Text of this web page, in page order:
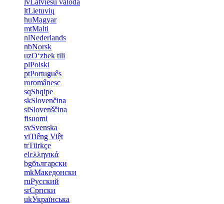
lvLatviešu valoda
ltLietuvių
huMagyar
mtMalti
nlNederlands
nbNorsk
uzOʻzbek tili
plPolski
ptPortuguês
roromânesc
sqShqipe
skSlovenčina
slSlovenščina
fisuomi
svSvenska
viTiếng Việt
trTürkçe
elελληνικά
bgбългарски
mkМакедонски
ruРусский
srСрпски
ukУкраїнська